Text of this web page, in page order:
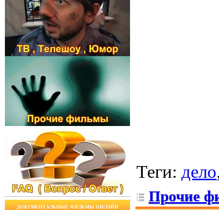
ДОКУМЕНТАЛЬНЫЕ ФИЛЬМЫ ОНЛАЙН
Теги: дело
Прочие